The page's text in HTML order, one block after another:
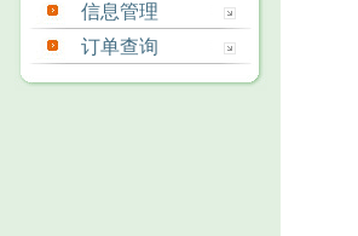
信息管理
订单查询